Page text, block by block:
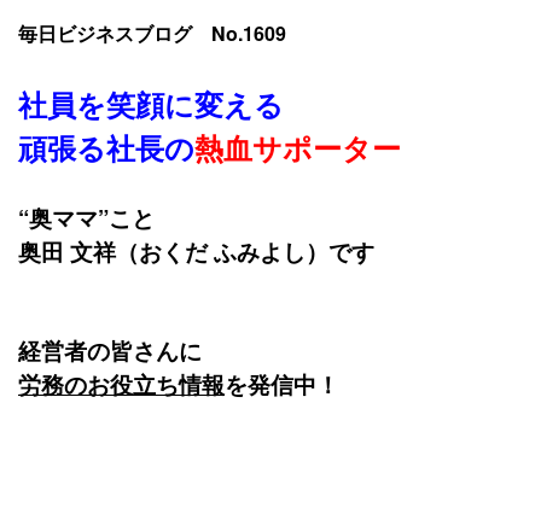
毎日ビジネスブログ No.1609
社員を笑顔に変える
頑張る社長の熱血サポーター
“奥ママ”こと
奥田 文祥（おくだ ふみよし）です
経営者の皆さんに
労務のお役立ち情報を発信中！